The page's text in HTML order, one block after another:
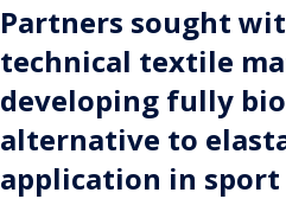
Partners sought
technical textile
developing fully
alternative to
application in